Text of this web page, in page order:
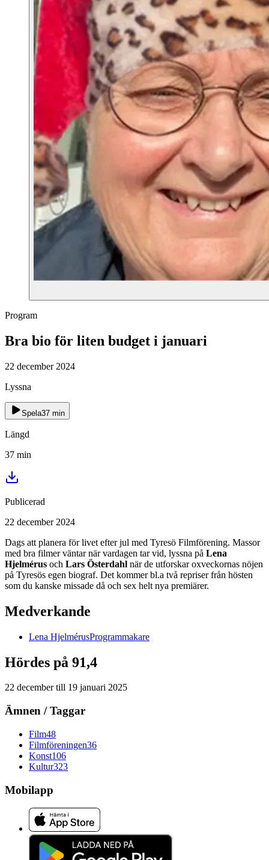
Program
Bra bio för liten budget i januari
22 december 2024
Lyssna
Spela37 min
Längd
37 min
Publicerad
22 december 2024
Dags att planera för livet efter jul med Tyresö Filmförening. Massor
med bra filmer väntar när vardagen tar vid, lyssna på Lena
Hjelmérus och Lars Österdahl när de utforskar oxveckornas nöjen
på Tyresös egen biograf. Det kommer bl.a två repriser från hösten
som du kanske missade då och sex helt nya premiärer.
Medverkande
Lena HjelmérusProgrammakare
Hördes på 91,4
22 decembertill 19 januari 2025
Ämnen / Taggar
Film48
Filmföreningen36
Konst106
Kultur323
Mobilapp